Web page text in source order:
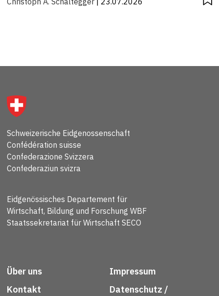
Schweizerische Eidgenossenschaft
Confédération suisse
Confederazione Svizzera
Confederaziun svizra
Eidgenössisches Departement für
Wirtschaft, Bildung und Forschung WBF
Staatssekretariat für Wirtschaft SECO
Über uns
Kontakt
Impressum
Datenschutz /